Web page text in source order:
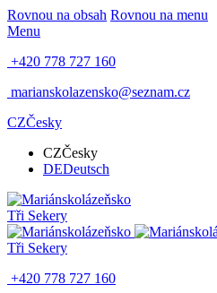
Rovnou na obsah Rovnou na menu
Menu
+420 778 727 160
marianskolazensko@seznam.cz
CZČesky
CZČesky
DEDeutsch
Tři Sekery
Tři Sekery
+420 778 727 160